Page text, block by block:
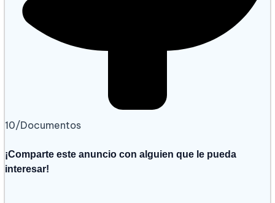
10/Documentos
¡Comparte este anuncio con alguien que le pueda
interesar!